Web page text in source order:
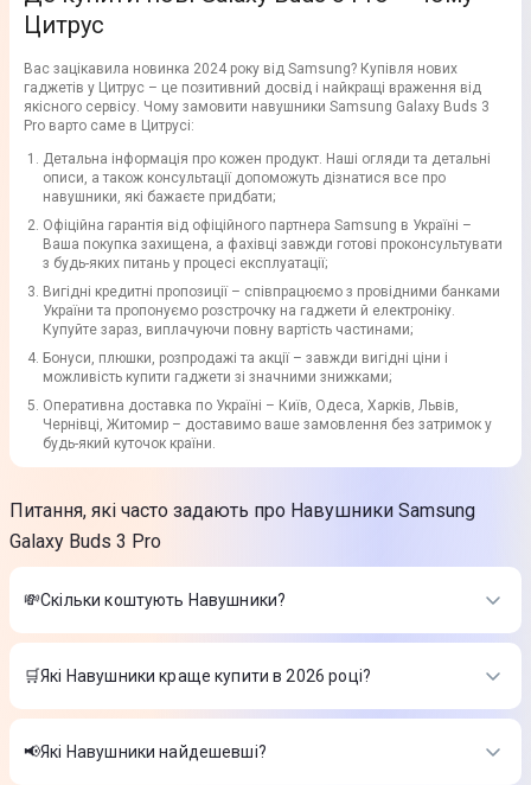
Цитрус
Вас зацікавила новинка 2024 року від Samsung? Купівля нових
гаджетів у Цитрус – це позитивний досвід і найкращі враження від
якісного сервісу. Чому замовити навушники Samsung Galaxy Buds 3
Pro варто саме в Цитрусі:
Детальна інформація про кожен продукт. Наші огляди та детальні
описи, а також консультації допоможуть дізнатися все про
навушники, які бажаєте придбати;
Офіційна гарантія від офіційного партнера Samsung в Україні –
Ваша покупка захищена, а фахівці завжди готові проконсультувати
з будь-яких питань у процесі експлуатації;
Вигідні кредитні пропозиції – співпрацюємо з провідними банками
України та пропонуємо розстрочку на гаджети й електроніку.
Купуйте зараз, виплачуючи повну вартість частинами;
Бонуси, плюшки, розпродажі та акції – завжди вигідні ціни і
можливість купити гаджети зі значними знижками;
Оперативна доставка по Україні – Київ, Одеса, Харків, Львів,
Чернівці, Житомир – доставимо ваше замовлення без затримок у
будь-який куточок країни.
Питання, які часто задають про Навушники Samsung
Galaxy Buds 3 Pro
💸Скільки коштують Навушники?
Вартість товарів в категорії Навушники в інтернет-магазині
Цитрус
Навушники Apple EarPods with USB-C Connector
(MTJY3ZM/A)
1 099 ₴
Навушники Marshall Minor IV (Black)
🛒Які Навушники краще купити в 2026 році?
Найкращі Навушники в 2026 році на думку інтернет-магазину
Цитрус
📢Які Навушники найдешевші?